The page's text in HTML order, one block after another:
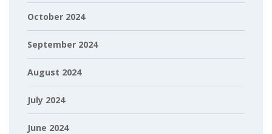
October 2024
September 2024
August 2024
July 2024
June 2024